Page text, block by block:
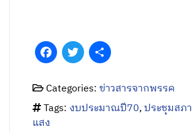
FacebookTwitter
Categories:ข่าวสารจากพรรค
Tags: งบประมาณปี70,ประชุมสภา
แสง